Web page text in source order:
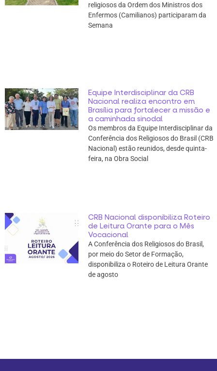
religiosos da Ordem dos Ministros dos
Enfermos (Camilianos) participaram da
Semana
Equipe Interdisciplinar da CRB
Nacional realiza encontro em
Brasília para fortalecer a missão e
a caminhada sinodal
Os membros da Equipe Interdisciplinar da
Conferência dos Religiosos do Brasil (CRB
Nacional) estão reunidos, desde quinta-
feira, na Obra Social
CRB Nacional disponibiliza Roteiro
de Leitura Orante para o Mês
Vocacional
A Conferência dos Religiosos do Brasil,
por meio do Setor de Formação,
disponibiliza o Roteiro de Leitura Orante
de agosto